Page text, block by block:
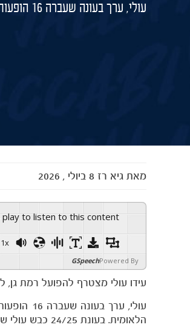
עולי, ערך בעונה שעברה 16 הופעות ...
מאת גיא רז 8 ביולי , 2026
play to listen to this content
1x
Powered By
GSpeech
עידו עולי מצטרף להפועל רמת
עולי,
הלאומית. בעונת 24/25 כבש עולי שני שערים נוספים וערך 19 הופעות במסגרת השאלה להפועל רמת השרון.